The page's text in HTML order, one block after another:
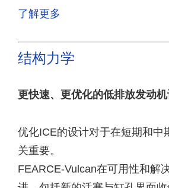
了解更多
结构力学
更快速、更优化的低排放发动
优化ICE的设计对于在短期和中
关重要。
FEARCE-Vulcan在可用性和解